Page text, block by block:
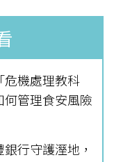
危機處理教科
何管理食安風險
行守護溼地，